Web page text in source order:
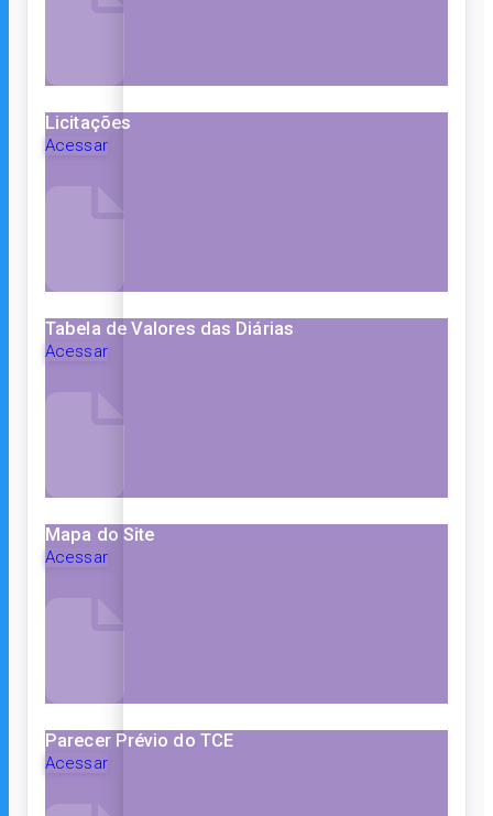
Licitações
Acessar
Tabela de Valores das Diárias
Acessar
Mapa do Site
Acessar
Parecer Prévio do TCE
Acessar